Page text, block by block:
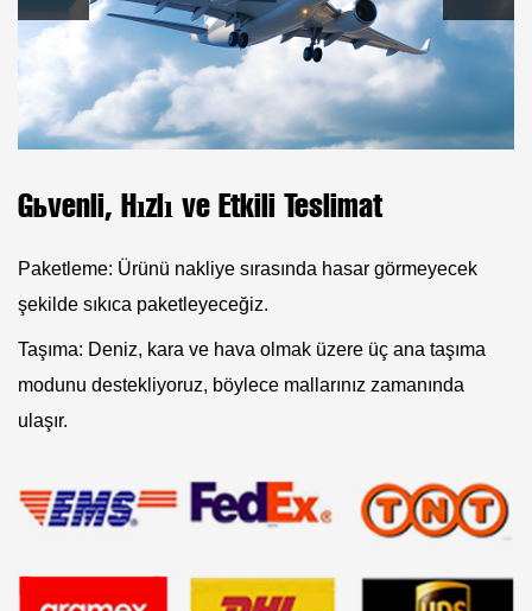
Güvenli, Hızlı ve Etkili Teslimat
Paketleme: Ürünü nakliye sırasında hasar görmeyecek
şekilde sıkıca paketleyeceğiz.
Taşıma: Deniz, kara ve hava olmak üzere üç ana taşıma
modunu destekliyoruz, böylece mallarınız zamanında
ulaşır.